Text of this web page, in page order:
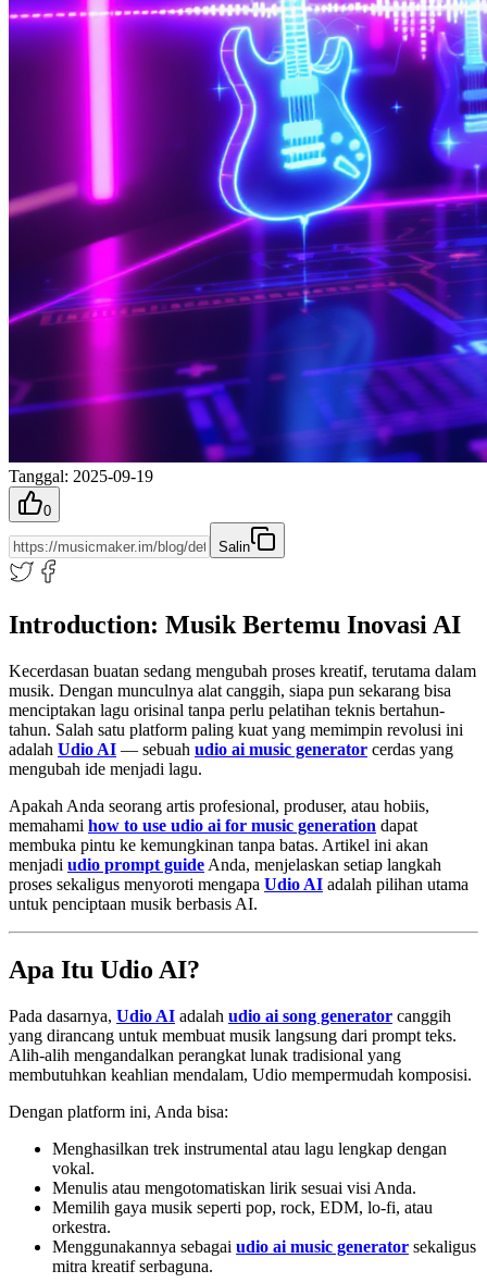
Tanggal: 2025-09-19
0
Salin
Introduction: Musik Bertemu Inovasi AI
Kecerdasan buatan sedang mengubah proses kreatif, terutama dalam
musik. Dengan munculnya alat canggih, siapa pun sekarang bisa
menciptakan lagu orisinal tanpa perlu pelatihan teknis bertahun-
tahun. Salah satu platform paling kuat yang memimpin revolusi ini
adalah Udio AI — sebuah udio ai music generator cerdas yang
mengubah ide menjadi lagu.
Apakah Anda seorang artis profesional, produser, atau hobiis,
memahami how to use udio ai for music generation dapat
membuka pintu ke kemungkinan tanpa batas. Artikel ini akan
menjadi udio prompt guide Anda, menjelaskan setiap langkah
proses sekaligus menyoroti mengapa Udio AI adalah pilihan utama
untuk penciptaan musik berbasis AI.
Apa Itu Udio AI?
Pada dasarnya, Udio AI adalah udio ai song generator canggih
yang dirancang untuk membuat musik langsung dari prompt teks.
Alih-alih mengandalkan perangkat lunak tradisional yang
membutuhkan keahlian mendalam, Udio mempermudah komposisi.
Dengan platform ini, Anda bisa:
Menghasilkan trek instrumental atau lagu lengkap dengan
vokal.
Menulis atau mengotomatiskan lirik sesuai visi Anda.
Memilih gaya musik seperti pop, rock, EDM, lo-fi, atau
orkestra.
Menggunakannya sebagai udio ai music generator sekaligus
mitra kreatif serbaguna.